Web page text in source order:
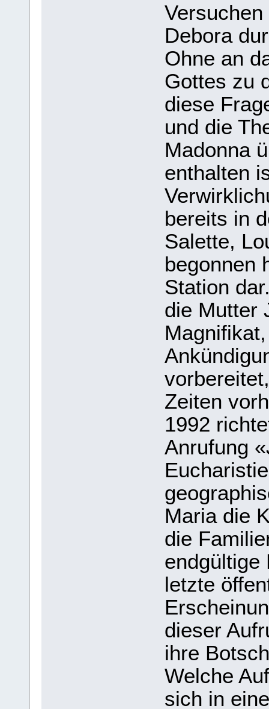
Debora
Ohne an
Gottes zu
diese
und die
Madonna
enthalten
bereits in
Salette,
begonnen
Station
die Mutter
Zeiten
1992
Anrufung
Maria die
die
endgültige
letzte
dieser
ihre
Welche
sich in